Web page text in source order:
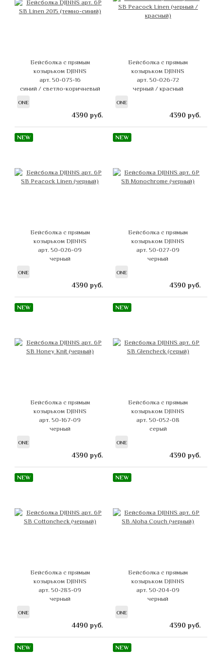
Бейсболка с прямым
козырьком DJINNS
арт. 50-073-16
синий / светло-коричневый
ONE
4390 руб.
Бейсболка с прямым
козырьком DJINNS
арт. 50-026-72
черный / красный
ONE
4390 руб.
NEW
Бейсболка с прямым
козырьком DJINNS
арт. 50-026-09
черный
ONE
4390 руб.
NEW
Бейсболка с прямым
козырьком DJINNS
арт. 50-027-09
черный
ONE
4390 руб.
NEW
Бейсболка с прямым
козырьком DJINNS
арт. 50-167-09
черный
ONE
4390 руб.
NEW
Бейсболка с прямым
козырьком DJINNS
арт. 50-052-08
серый
ONE
4390 руб.
NEW
Бейсболка с прямым
козырьком DJINNS
арт. 50-283-09
черный
ONE
4490 руб.
NEW
Бейсболка с прямым
козырьком DJINNS
арт. 50-204-09
черный
ONE
4390 руб.
NEW NEW